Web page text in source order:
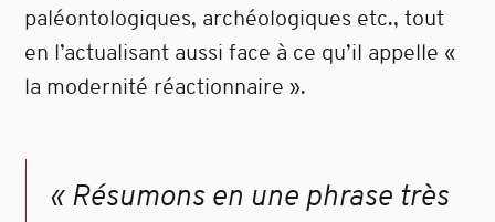
paléontologiques, archéologiques etc., tout
en l’actualisant aussi face à ce qu’il appelle «
la modernité réactionnaire ».
« Résumons en une phrase très